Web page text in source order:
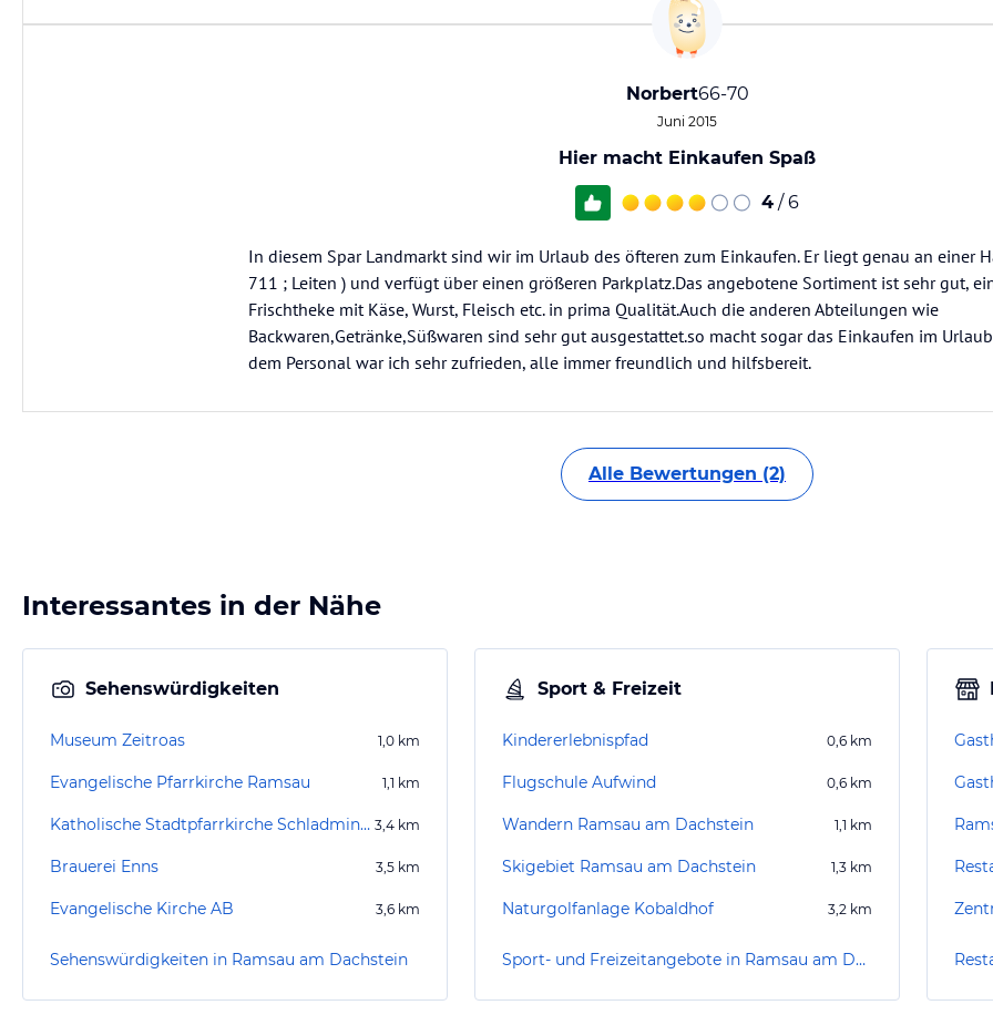
Norbert66-70
Juni 2015
Hier macht Einkaufen Spaß
4 / 6
In diesem Spar Landmarkt sind wir im Urlaub des öfteren zum Einkaufen. Er liegt genau an einer
711 ; Leiten ) und verfügt über einen größeren Parkplatz.Das angebotene Sortiment ist sehr gut,
Frischtheke mit Käse, Wurst, Fleisch etc. in prima Qualität.Auch die anderen Abteilungen wie
Backwaren,Getränke,Süß­waren sind sehr gut ausgestattet.so macht sogar das Einkaufen im
dem Personal war ich sehr zufrieden, alle immer freundlich und hilfsbereit.
Alle Bewertungen (2)
Interessantes in der Nähe
Sehenswürdigkeiten
Museum Zeitroas 1,0 km
Evangelische Pfarrkirche Ramsau 1,1 km
Katholische Stadtpfarrkirche Schladming 3,4 km
Brauerei Enns 3,5 km
Evangelische Kirche AB 3,6 km
Sehenswürdigkeiten in Ramsau am Dachstein
Sport & Freizeit
Kindererlebnispfad 0,6 km
Flugschule Aufwind 0,6 km
Wandern Ramsau am Dachstein 1,1 km
Skigebiet Ramsau am Dachstein 1,3 km
Naturgolfanlage Kobaldhof 3,2 km
Sport- und Freizeitangebote in Ramsau am Dachstein